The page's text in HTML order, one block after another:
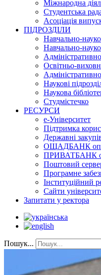
Міжнародна
Студентська
Асоціація
ПІДРОЗДІЛИ
Навчально-
Навчально-
Освітньо-
Наукові
Наукова
Студмістечко
РЕСУРСИ
е-Університет
Підтримка
Державні
ОЩАДБАНК
ПРИВАТБАНК
Поштовий
Програмне
Інституційний
Сайти
Запитати у ректора
Пошук...